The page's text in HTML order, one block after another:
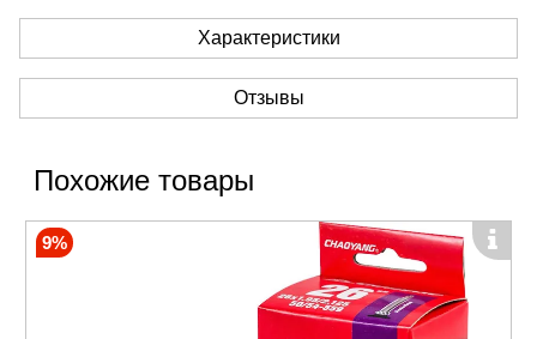
Характеристики
Отзывы
Похожие товары
9%